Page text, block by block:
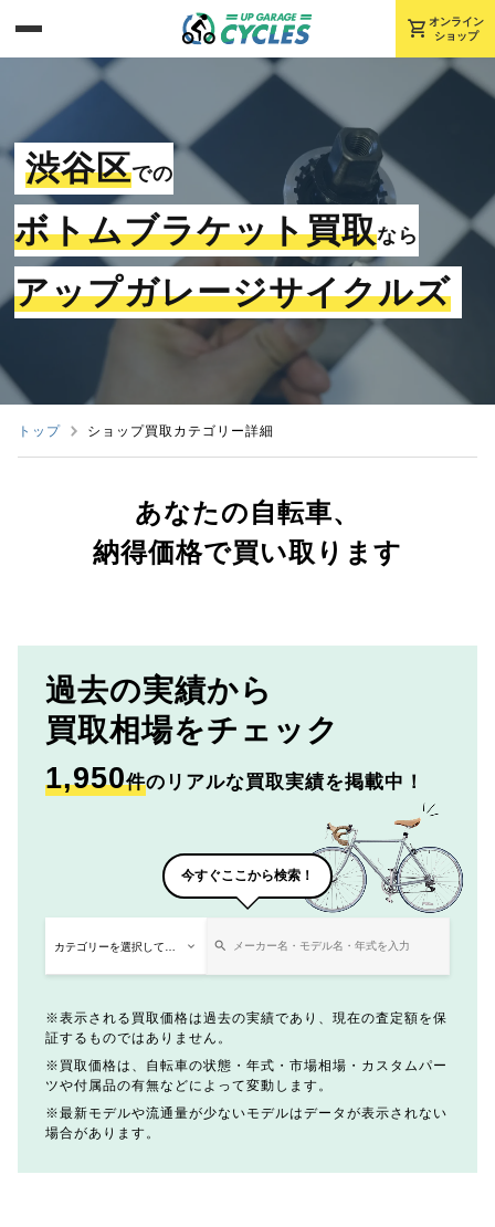
shopping_cart オンライン
ショップ
渋谷区での
ボトムブラケット買取なら
アップガレージサイクルズ
トップ ショップ買取カテゴリー詳細
あなたの自転車、
納得価格で買い取ります
過去の実績から
買取相場をチェック
1,950件のリアルな買取実績を掲載中！
今すぐここから検索！
表示される買取価格は過去の実績であり、現在の査定額を保
証するものではありません。
買取価格は、自転車の状態・年式・市場相場・カスタムパー
ツや付属品の有無などによって変動します。
最新モデルや流通量が少ないモデルはデータが表示されない
場合があります。